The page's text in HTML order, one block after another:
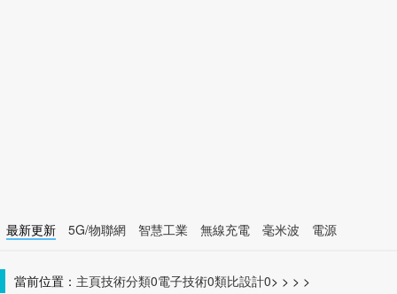
最新更新 5G/物聯網 智慧工業 無線充電 毫米波
電源
當前位置： 主頁 >
技術分類0 >
電子技術0 >
類比設計0 >